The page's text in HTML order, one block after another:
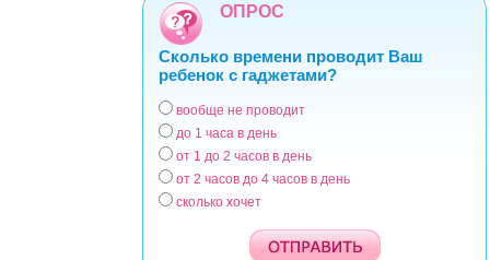
ОПРОС
Сколько времени проводит Ваш
ребенок с гаджетами?
Варианты
вообще не проводит
до 1 часа в день
от 1 до 2 часов в день
от 2 часов до 4 часов в день
сколько хочет